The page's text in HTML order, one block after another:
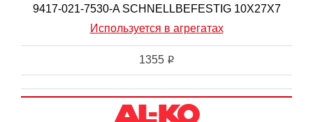
9417-021-7530-A SCHNELLBEFESTIG 10X27X7
Используется в агрегатах
1355 i